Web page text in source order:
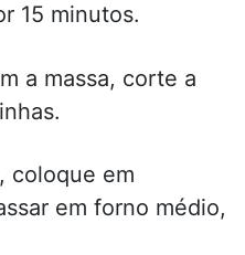
15 minutos.
a massa, corte a
coloque em
em forno médio,